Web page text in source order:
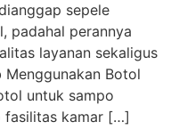
sepele
padahal perannya
layanan sekaligus
Botol
untuk sampo
fasilitas kamar […]